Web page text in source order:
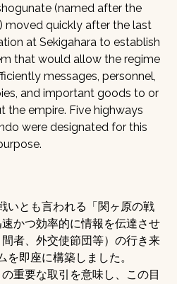
(named after the
moved quickly after the last
at Sekigahara to establish
that would allow the regime
messages, personnel,
and important goods to or
the empire. Five highways
were designated for this
いとも言われる「関ヶ原の戦
かつ効率的に情報を伝達させ
者、外交使節団等）の行き来
を即座に構築しました。
重要な取引を意味し、この目